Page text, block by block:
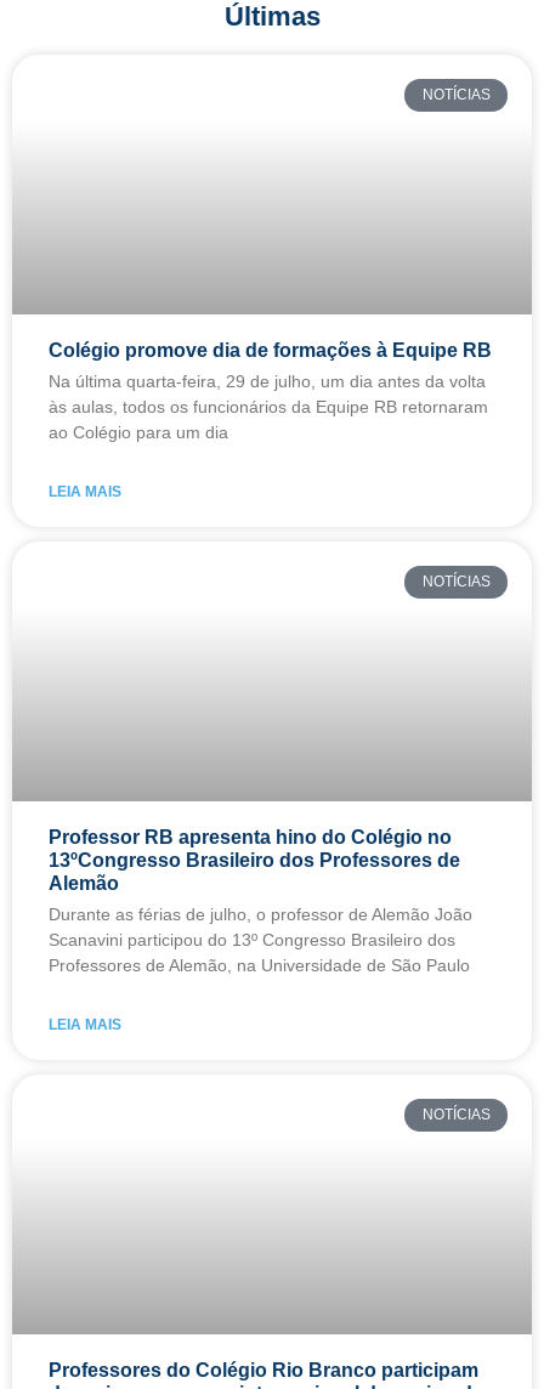
Últimas
NOTÍCIAS
Colégio promove dia de formações à Equipe RB
Na última quarta-feira, 29 de julho, um dia antes da volta
às aulas, todos os funcionários da Equipe RB retornaram
ao Colégio para um dia
LEIA MAIS
NOTÍCIAS
Professor RB apresenta hino do Colégio no
13ºCongresso Brasileiro dos Professores de
Alemão
Durante as férias de julho, o professor de Alemão João
Scanavini participou do 13º Congresso Brasileiro dos
Professores de Alemão, na Universidade de São Paulo
LEIA MAIS
NOTÍCIAS
Professores do Colégio Rio Branco participam